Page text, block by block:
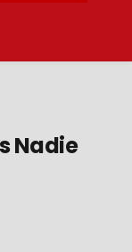
Nadie